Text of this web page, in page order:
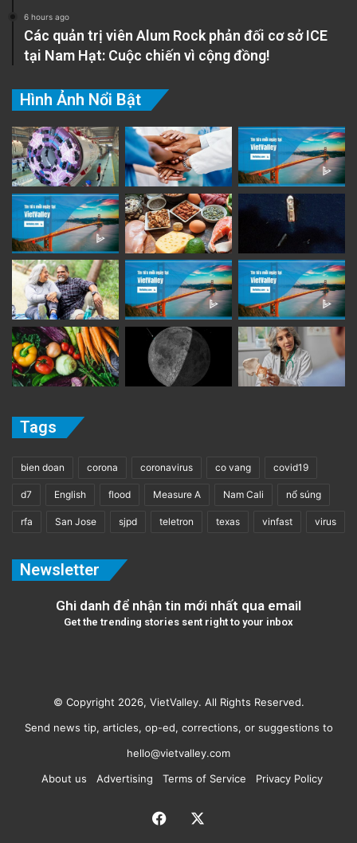
6 hours ago
Các quản trị viên Alum Rock phản đối cơ sở ICE
tại Nam Hạt: Cuộc chiến vì cộng đồng!
Hình Ảnh Nổi Bật
Tags
bien doan corona coronavirus co vang covid19
d7 English flood Measure A Nam Cali nổ súng
rfa San Jose sjpd teletron texas vinfast virus
Newsletter
Ghi danh để nhận tin mới nhất qua email
Get the trending stories sent right to your inbox
© Copyright 2026, VietValley. All Rights Reserved.
Send news tip, articles, op-ed, corrections, or suggestions to
hello@vietvalley.com
About us
Advertising Terms of Service Privacy Policy
Facebook